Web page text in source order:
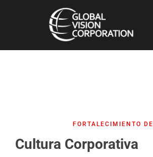
FORTALECIMIENTO DE
Cultura Corporativa